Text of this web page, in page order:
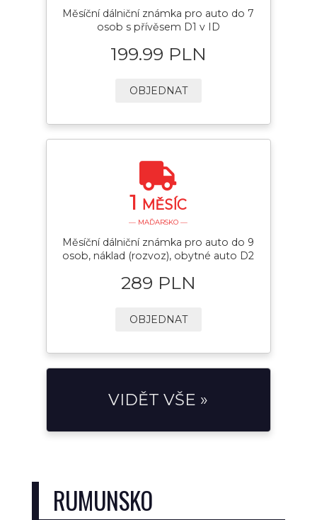
Měsíční dálniční známka pro auto do 7
osob s přívěsem D1 v ID
199.99 PLN
OBJEDNAT
1 MĚSÍC
— MAĎARSKO —
Měsíční dálniční známka pro auto do 9
osob, náklad (rozvoz), obytné auto D2
289 PLN
OBJEDNAT
VIDĚT VŠE »
RUMUNSKO